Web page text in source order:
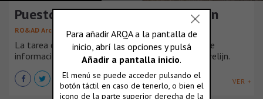
Puesto de información en Ravelijn
RO&AD Architecten
La tarea consistió en realizar un espacio público de
información con sanitarios, en la fortaleza de Ravelijn.
VER +